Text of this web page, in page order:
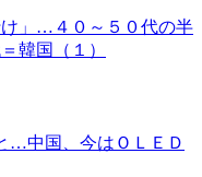
」…４０～５０代の半
韓国（１）
…中国、今はＯＬＥＤ